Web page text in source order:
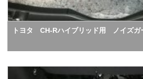
トヨタ CH-Rハイブリッド用 ノイズガ